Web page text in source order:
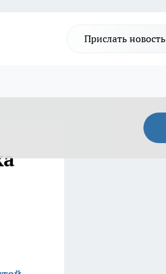
Прислать новость